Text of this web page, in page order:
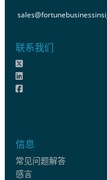
联系我们
信息
常见问题解答
感言